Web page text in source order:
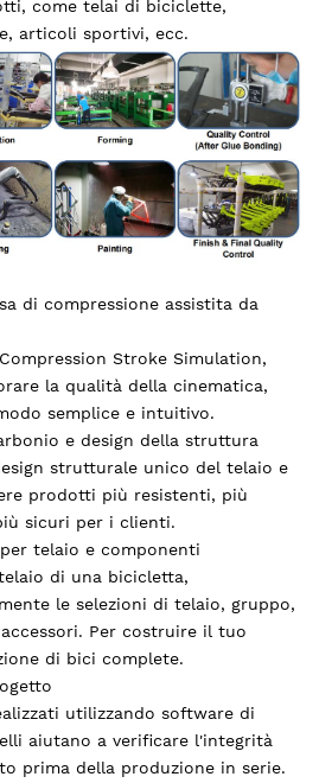
come telai di biciclette,
articoli sportivi, ecc.
di compressione assistita da
Stroke Simulation,
la qualità della cinematica,
semplice e intuitivo.
e design della struttura
strutturale unico del telaio e
prodotti più resistenti, più
sicuri per i clienti.
telaio e componenti
di una bicicletta,
le selezioni di telaio, gruppo,
Per costruire il tuo
di bici complete.
utilizzando software di
aiutano a verificare l'integrità
prima della produzione in serie.